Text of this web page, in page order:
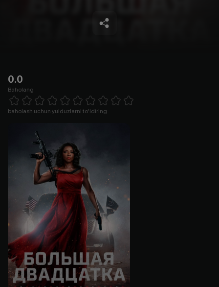
0.0
Baholang
1 Star 2 Stars 3 Stars 4 Stars5 Stars 6 Stars7 Stars8 Stars
baholash uchun yulduzlarni to'ldiring